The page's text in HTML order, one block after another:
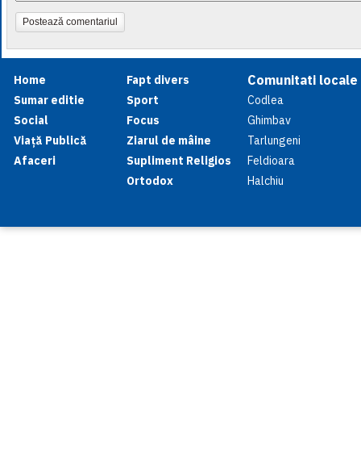
Postează comentariul
Home
Sumar editie
Social
Viață Publică
Afaceri
Fapt divers
Sport
Focus
Ziarul de mâine
Supliment Religios
Ortodox
Comunitati locale
Codlea
Ghimbav
Tarlungeni
Feldioara
Halchiu